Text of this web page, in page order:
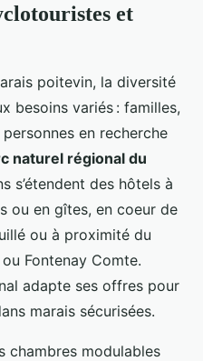
et
poitevin, la diversité
besoins variés : familles,
en recherche
naturel régional du
s’étendent des hôtels à
ou en gîtes, en coeur de
ou à proximité du
Fontenay Comte.
adapte ses offres pour
marais sécurisées.
chambres modulables